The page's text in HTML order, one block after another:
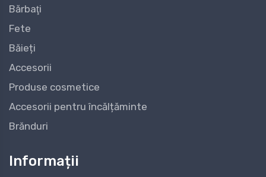
Bărbaţi
Fete
Băieți
Accesorii
Produse cosmetice
Accesorii pentru încălțăminte
Brănduri
Informații